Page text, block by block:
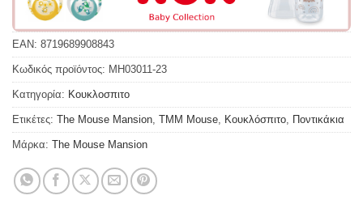
EAN: 8719689908843
Κωδικός προϊόντος: MH03011-23
Κατηγορία: Κουκλoσπιτο
Ετικέτες: The Mouse Mansion, TMM Mouse, Κουκλόσπιτο, Ποντικάκια
Μάρκα: The Mouse Mansion